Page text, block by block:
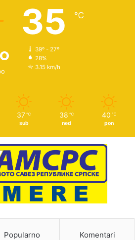
35 ℃
39º - 27º
28%
3.15 km/h
37 ℃
sub
38 ℃
ned
40 ℃
pon
Popularno Komentari